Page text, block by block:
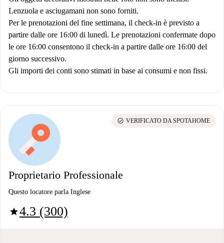
Lenzuola e asciugamani non sono forniti.
Per le prenotazioni del fine settimana, il check-in è previsto a
partire dalle ore 16:00 di lunedì. Le prenotazioni confermate dopo
le ore 16:00 consentono il check-in a partire dalle ore 16:00 del
giorno successivo.
Gli importi dei conti sono stimati in base ai consumi e non fissi.
Proprietario Professionale
Questo locatore parla Inglese
star4.3 (300)
check_circle VERIFICATO DA SPOTAHOME